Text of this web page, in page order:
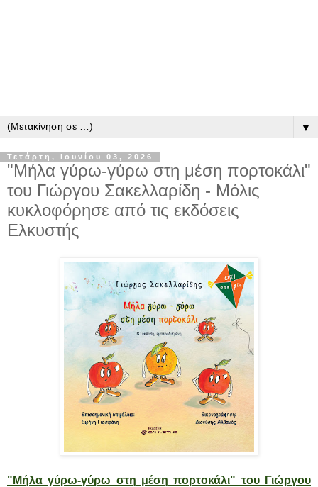
▼
Τετάρτη, Ιουνίου 03, 2026
"Μήλα γύρω-γύρω στη μέση πορτοκάλι"
του Γιώργου Σακελλαρίδη - Μόλις
κυκλοφόρησε από τις εκδόσεις
Ελκυστής
"Μήλα γύρω-γύρω στη μέση πορτοκάλι" του Γιώργου